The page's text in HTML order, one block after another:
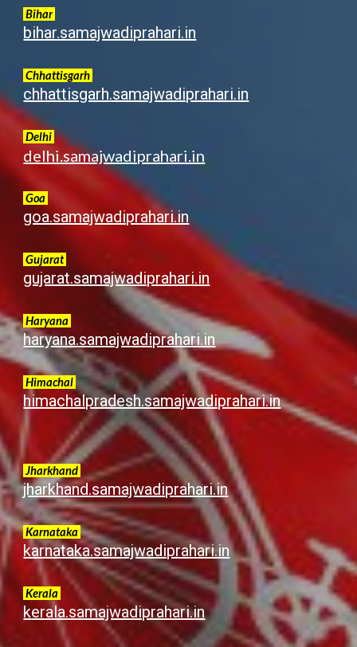
Bihar
bihar.samajwadiprahari.in
Chhattisgarh
chhattisgarh.samajwadiprahari.in
Delhi
delhi.samajwadiprahari.in
Goa
goa.samajwadiprahari.in
Gujarat
gujarat.samajwadiprahari.in
Haryana
haryana.samajwadiprahari.in
Himachal
himachalpradesh.samajwadiprahari.in
Jharkhand
jharkhand.samajwadiprahari.in
Karnataka
karnataka.samajwadiprahari.in
Kerala
kerala.samajwadiprahari.in